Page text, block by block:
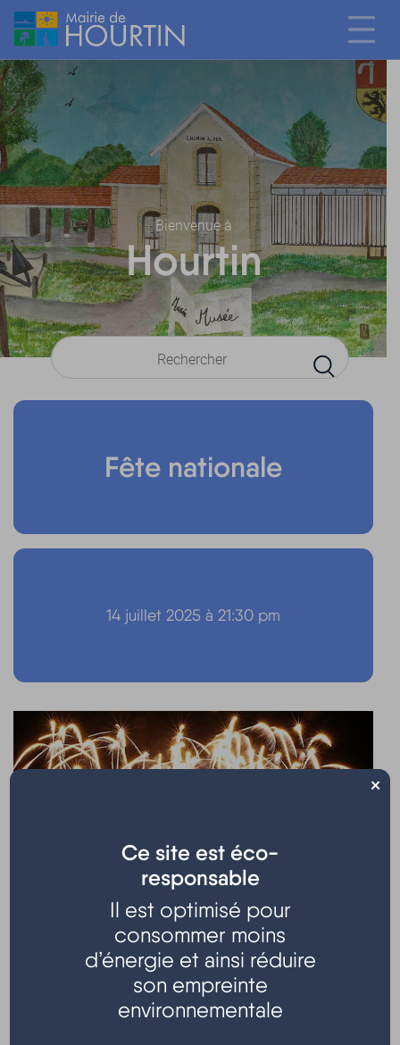
Bienvenue à
Hourtin
Fête nationale
14 juillet 2025 à 21:30 pm
Organisée par laMairie de Hourtin.
Au programme :
- 21h30 : Concert de Guillaume
- 23h00 : Feu d'artificesur la plage du port
- 23h30 : Soirée DJanimée par Guillaume
Ce site est éco-
responsable
Il est optimisé pour
consommer moins
d’énergie et ainsi réduire
son empreinte
environnementale
×